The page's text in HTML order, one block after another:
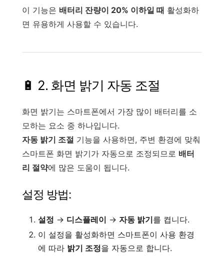
이 기능은 배터리 잔량이 20% 이하일 때 활성화하
면 유용하게 사용할 수 있습니다.
🔋 2. 화면 밝기 자동 조절
화면 밝기는 스마트폰에서 가장 많이 배터리를 소
모하는 요소 중 하나입니다.
자동 밝기 조절 기능을 사용하면, 주변 환경에 맞춰
스마트폰 화면 밝기가 자동으로 조정되므로 배터
리 절약에 많은 도움이 됩니다.
설정 방법:
설정 → 디스플레이 → 자동 밝기를 켭니다.
이 설정을 활성화하면 스마트폰이 사용 환경
에 따라 밝기 조정을 자동으로 합니다.